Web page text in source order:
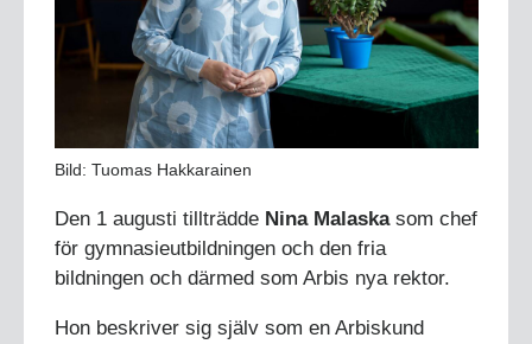
Bild: Tuomas Hakkarainen
Den 1 augusti tillträdde Nina Malaskasom chef
för gymnasieutbildningen och den fria
bildningen och därmed som Arbis nya rektor.
Hon beskriver sig själv som en Arbiskund